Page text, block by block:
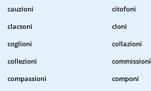
cauzioni
citofoni
clacsoni
cloni
coglioni
collazioni
collezioni
commissioni
compassioni
componi